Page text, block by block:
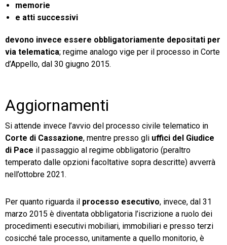
memorie
e atti successivi
devono invece essere obbligatoriamente depositati per
via telematica; regime analogo vige per il processo in Corte
d’Appello, dal 30 giugno 2015.
Aggiornamenti
Si attende invece l’avvio del processo civile telematico in
Corte di Cassazione, mentre presso gli uffici del Giudice
di Pace il passaggio al regime obbligatorio (peraltro
temperato dalle opzioni facoltative sopra descritte) avverrà
nell’ottobre 2021.
Per quanto riguarda il processo esecutivo, invece, dal 31
marzo 2015 è diventata obbligatoria l’iscrizione a ruolo dei
procedimenti esecutivi mobiliari, immobiliari e presso terzi
cosicché tale processo, unitamente a quello monitorio, è